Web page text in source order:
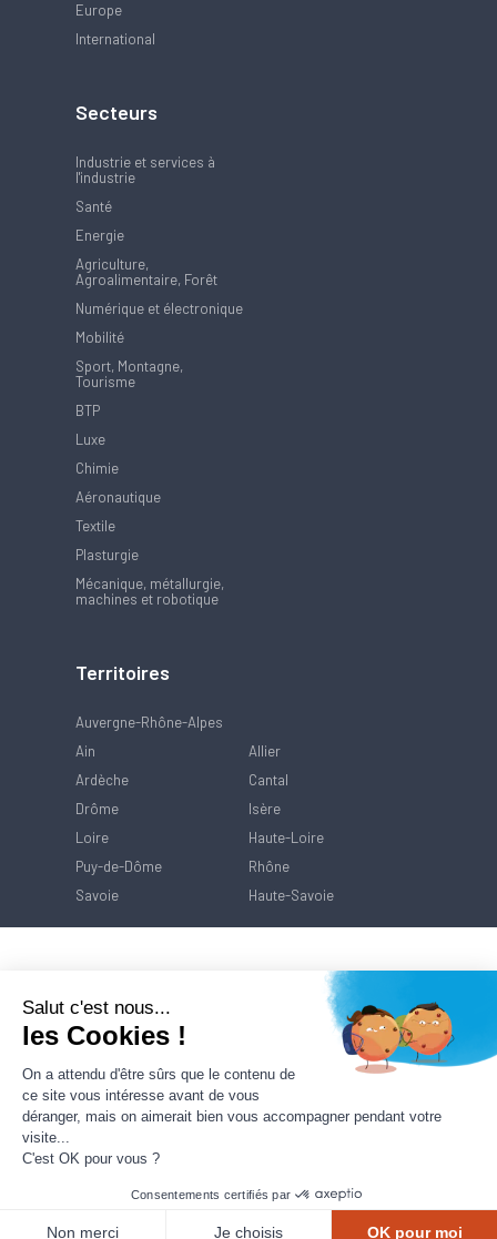
Europe
International
Secteurs
Industrie et services à
l'industrie
Santé
Energie
Agriculture,
Agroalimentaire, Forêt
Numérique et électronique
Mobilité
Sport, Montagne,
Tourisme
BTP
Luxe
Chimie
Aéronautique
Textile
Plasturgie
Mécanique, métallurgie,
machines et robotique
Territoires
Auvergne-Rhône-Alpes
Ain
Allier
Ardèche
Cantal
Drôme
Isère
Loire
Haute-Loire
Puy-de-Dôme
Rhône
Savoie
Haute-Savoie
Politique de
protection des données
Salut c'est nous...
les Cookies !
On a attendu d'être sûrs que le contenu de
ce site vous intéresse avant de vous
déranger, mais on aimerait bien vous accompagner pendant votre
visite...
C'est OK pour vous ?
Consentements certifiés par
Non merci Je choisis OK pour moi